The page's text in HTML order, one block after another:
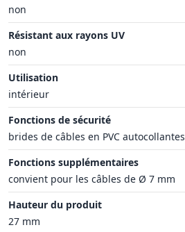
non
Résistant aux rayons UV
non
Utilisation
intérieur
Fonctions de sécurité
brides de câbles en PVC autocollantes
Fonctions supplémentaires
convient pour les câbles de Ø 7 mm
Hauteur du produit
27 mm